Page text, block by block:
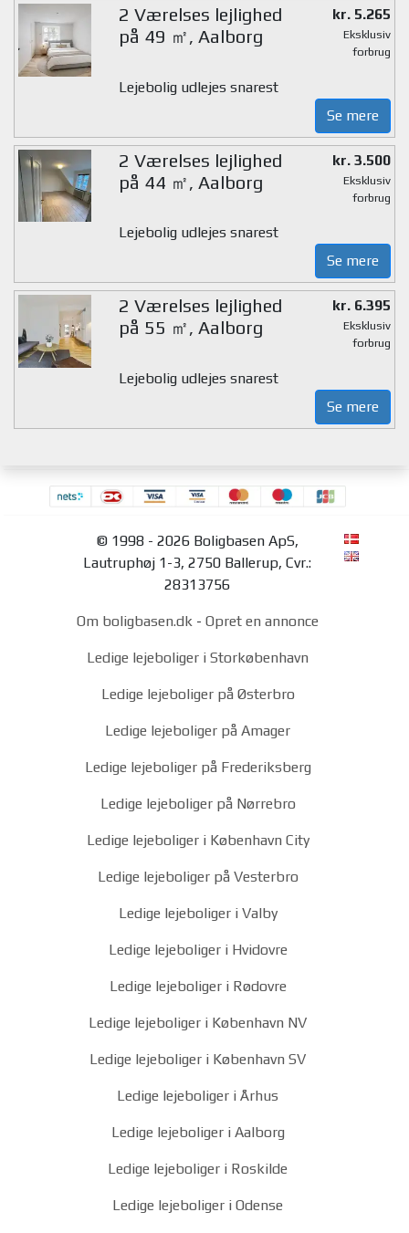
2 Værelses lejlighed
på 49 ㎡, Aalborg
kr. 5.265
Eksklusiv
forbrug
Lejebolig udlejes snarest
Se mere
2 Værelses lejlighed
på 44 ㎡, Aalborg
kr. 3.500
Eksklusiv
forbrug
Lejebolig udlejes snarest
Se mere
2 Værelses lejlighed
på 55 ㎡, Aalborg
kr. 6.395
Eksklusiv
forbrug
Lejebolig udlejes snarest
Se mere
© 1998 - 2026 Boligbasen ApS,
Lautruphøj 1-3, 2750 Ballerup, Cvr.:
28313756
Om boligbasen.dk - Opret en annonce
Ledige lejeboliger i Storkøbenhavn
Ledige lejeboliger på Østerbro
Ledige lejeboliger på Amager
Ledige lejeboliger på Frederiksberg
Ledige lejeboliger på Nørrebro
Ledige lejeboliger i København City
Ledige lejeboliger på Vesterbro
Ledige lejeboliger i Valby
Ledige lejeboliger i Hvidovre
Ledige lejeboliger i Rødovre
Ledige lejeboliger i København NV
Ledige lejeboliger i København SV
Ledige lejeboliger i Århus
Ledige lejeboliger i Aalborg
Ledige lejeboliger i Roskilde
Ledige lejeboliger i Odense